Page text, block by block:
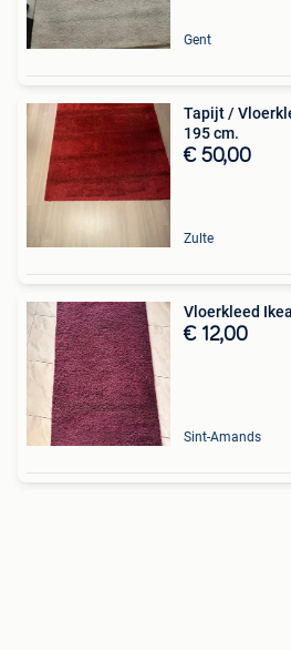
Gent
Tapijt /
195 cm.
€ 50,00
Zulte
Vloerkleed
€ 12,00
Sint-Amands